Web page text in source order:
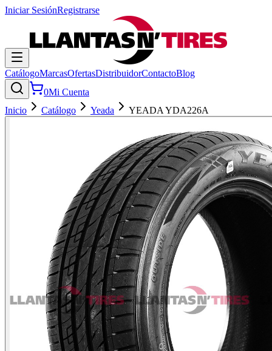
Iniciar SesiónRegistrarse
CatálogoMarcasOfertasDistribuidorContactoBlog
0Mi Cuenta
Inicio
Catálogo Yeada YEADA YDA226A